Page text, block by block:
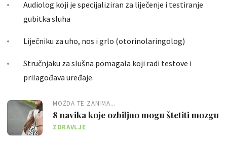
Audiolog koji je specijaliziran za liječenje i testiranje
gubitka sluha
Liječniku za uho, nos i grlo (otorinolaringolog)
Stručnjaku za slušna pomagala koji radi testove i
prilagođava uređaje.
MOŽDA TE ZANIMA...
8 navika koje ozbiljno mogu štetiti mozgu
ZDRAVLJE